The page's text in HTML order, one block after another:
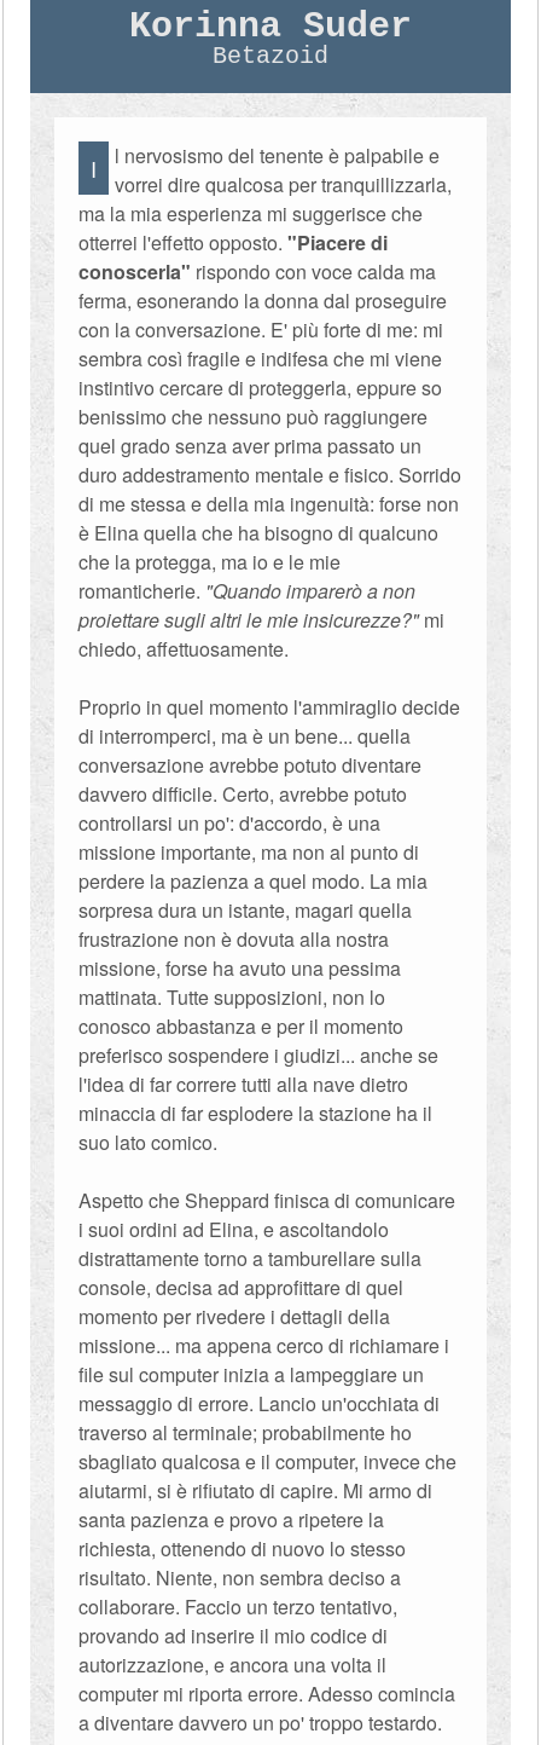
Korinna Suder
Betazoid
I
l nervosismo del tenente è palpabile e
vorrei dire qualcosa per tranquillizzarla,
ma la mia esperienza mi suggerisce che
otterrei l'effetto opposto."Piacere di
conoscerla" rispondo con voce calda ma
ferma, esonerando la donna dal proseguire
con la conversazione. E' più forte di me: mi
sembra così fragile e indifesa che mi viene
instintivo cercare di proteggerla, eppure so
benissimo che nessuno può raggiungere
quel grado senza aver prima passato un
duro addestramento mentale e fisico. Sorrido
di me stessa e della mia ingenuità: forse non
è Elina quella che ha bisogno di qualcuno
che la protegga, ma io e le mie
romanticherie. "Quando imparerò a non
proiettare sugli altri le mie insicurezze?"mi
chiedo, affettuosamente.
Proprio in quel momento l'ammiraglio decide
di interromperci, ma è un bene... quella
conversazione avrebbe potuto diventare
davvero difficile. Certo, avrebbe potuto
controllarsi un po': d'accordo, è una
missione importante, ma non al punto di
perdere la pazienza a quel modo. La mia
sorpresa dura un istante, magari quella
frustrazione non è dovuta alla nostra
missione, forse ha avuto una pessima
mattinata. Tutte supposizioni, non lo
conosco abbastanza e per il momento
preferisco sospendere i giudizi... anche se
l'idea di far correre tutti alla nave dietro
minaccia di far esplodere la stazione ha il
suo lato comico.
Aspetto che Sheppard finisca di comunicare
i suoi ordini ad Elina, e ascoltandolo
distrattamente torno a tamburellare sulla
console, decisa ad approfittare di quel
momento per rivedere i dettagli della
missione... ma appena cerco di richiamare i
file sul computer inizia a lampeggiare un
messaggio di errore. Lancio un'occhiata di
traverso al terminale; probabilmente ho
sbagliato qualcosa e il computer, invece che
aiutarmi, si è rifiutato di capire. Mi armo di
santa pazienza e provo a ripetere la
richiesta, ottenendo di nuovo lo stesso
risultato. Niente, non sembra deciso a
collaborare. Faccio un terzo tentativo,
provando ad inserire il mio codice di
autorizzazione, e ancora una volta il
computer mi riporta errore. Adesso comincia
a diventare davvero un po' troppo testardo.